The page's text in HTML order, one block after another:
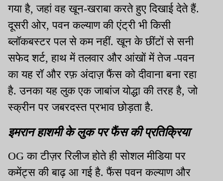
गया है, जहां वह खून-खराबा करते हुए दिखाई देते हैं.
दूसरी ओर, पवन कल्याण की एंट्री भी किसी
ब्लॉकबस्टर पल से कम नहीं. खून के छींटों से सनी
सफेद शर्ट, हाथ में तलवार और आंखों में तेज -पवन
का यह रॉ और रफ़ अंदाज़ फैंस को दीवाना बना रहा
है. उनका यह लुक एक जाबांज योद्धा की तरह है, जो
स्क्रीन पर जबरदस्त प्रभाव छोड़ता है.
इमरान हाशमी के लुक पर फैंस की प्रतिक्रिया
OG का टीज़र रिलीज होते ही सोशल मीडिया पर
कमेंट्स की बाढ़ आ गई है. फैंस पवन कल्याण और